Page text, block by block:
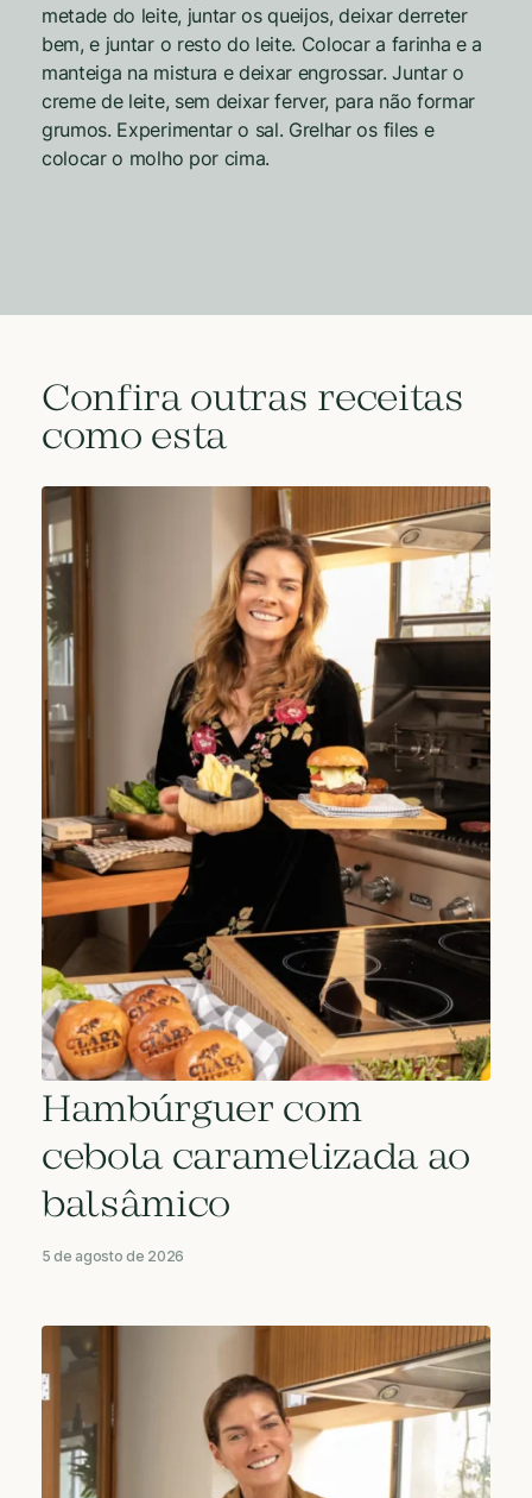
metade do leite, juntar os queijos, deixar derreter
bem, e juntar o resto do leite. Colocar a farinha e a
manteiga na mistura e deixar engrossar. Juntar o
creme de leite, sem deixar ferver, para não formar
grumos. Experimentar o sal. Grelhar os files e
colocar o molho por cima.
Confira outras receitas
como esta
Hambúrguer com
cebola caramelizada ao
balsâmico
5 de agosto de 2026